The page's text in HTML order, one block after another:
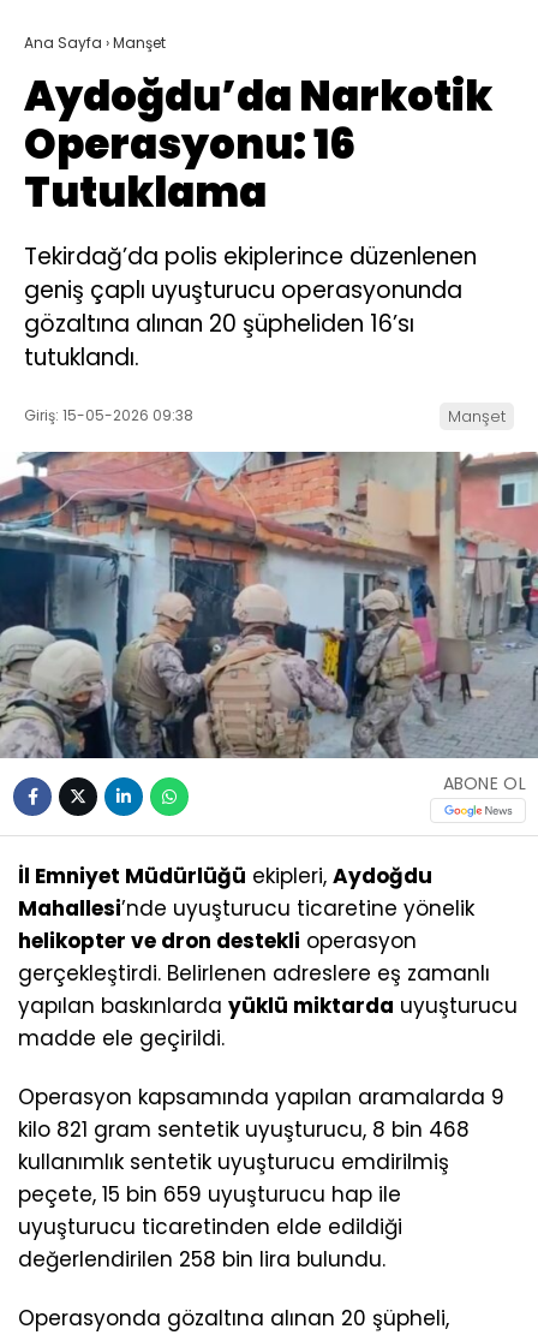
Ana Sayfa ›Manşet
Aydoğdu’da Narkotik
Operasyonu: 16
Tutuklama
Tekirdağ’da polis ekiplerince düzenlenen
geniş çaplı uyuşturucu operasyonunda
gözaltına alınan 20 şüpheliden 16’sı
tutuklandı.
Giriş: 15-05-2026 09:38 Manşet
ABONE OL
İl Emniyet Müdürlüğü ekipleri, Aydoğdu
Mahallesi’nde uyuşturucu ticaretine yönelik
helikopter ve dron destekli operasyon
gerçekleştirdi. Belirlenen adreslere eş zamanlı
yapılan baskınlarda yüklü miktarda uyuşturucu
madde ele geçirildi.
Operasyon kapsamında yapılan aramalarda 9
kilo 821 gram sentetik uyuşturucu, 8 bin 468
kullanımlık sentetik uyuşturucu emdirilmiş
peçete, 15 bin 659 uyuşturucu hap ile
uyuşturucu ticaretinden elde edildiği
değerlendirilen 258 bin lira bulundu.
Operasyonda gözaltına alınan 20 şüpheli,